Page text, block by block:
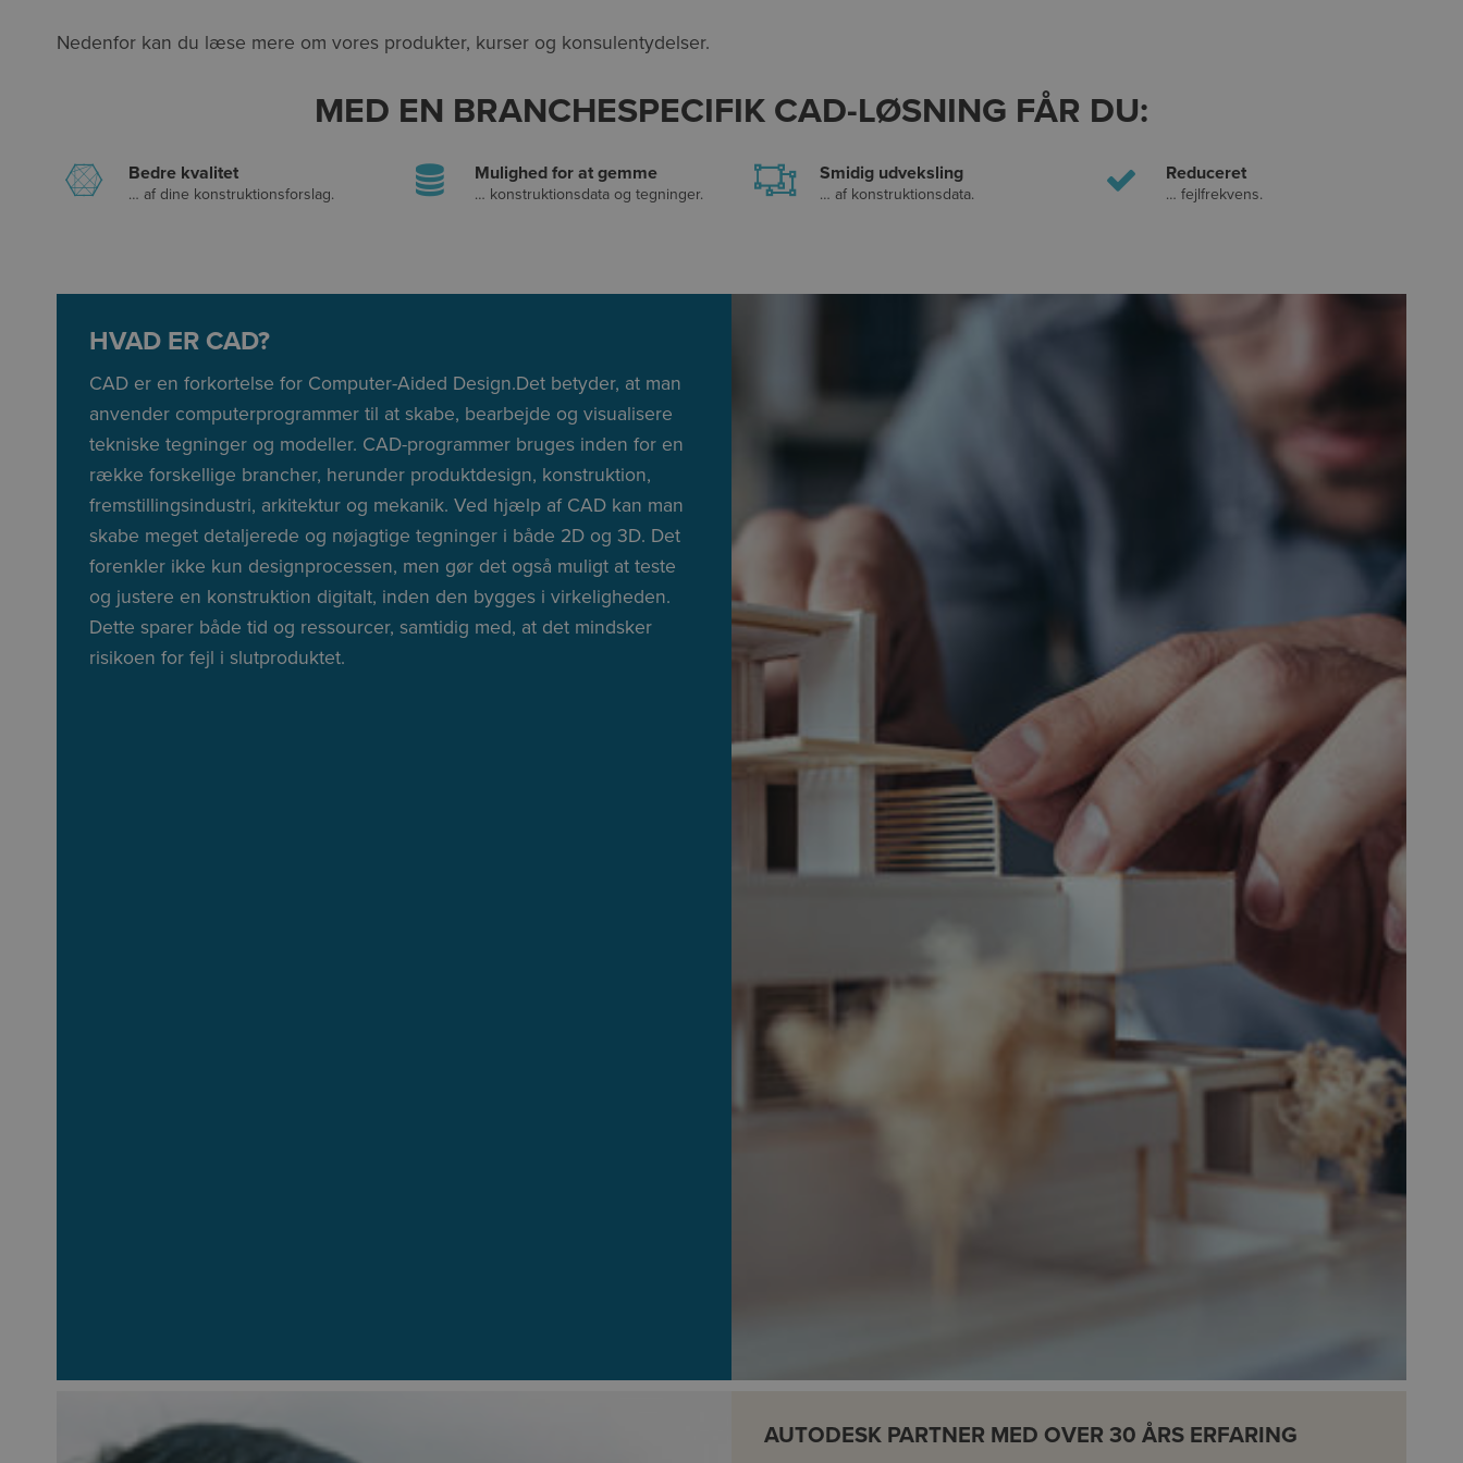
Nedenfor kan du læse mere om vores produkter, kurser og konsulentydelser.
MED EN BRANCHESPECIFIK CAD-LØSNING FÅR DU:
Bedre kvalitet
… af dine konstruktionsforslag.
Mulighed for at gemme
… konstruktionsdata og tegninger.
Smidig udveksling
… af konstruktionsdata.
Reduceret
… fejlfrekvens.
HVAD ER CAD?
CAD er en forkortelse for Computer-Aided Design.Det betyder, at man
anvender computerprogrammer til at skabe, bearbejde og visualisere
tekniske tegninger og modeller. CAD-programmer bruges inden for en
række forskellige brancher, herunder produktdesign, konstruktion,
fremstillingsindustri, arkitektur og mekanik. Ved hjælp af CAD kan man
skabe meget detaljerede og nøjagtige tegninger i både 2D og 3D. Det
forenkler ikke kun designprocessen, men gør det også muligt at teste
og justere en konstruktion digitalt, inden den bygges i virkeligheden.
Dette sparer både tid og ressourcer, samtidig med, at det mindsker
risikoen for fejl i slutproduktet.
AUTODESK PARTNER MED OVER 30 ÅRS ERFARING